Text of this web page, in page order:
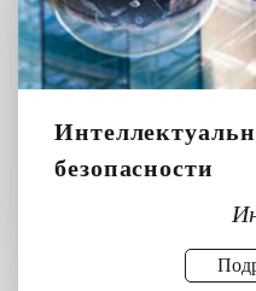
безопасности